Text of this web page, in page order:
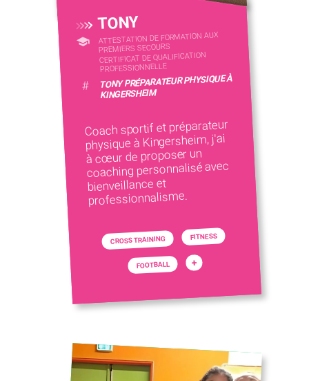
TONY
ATTESTATION DE FORMATION AUX
PREMIERS SECOURS
CERTIFICAT DE QUALIFICATION
PROFESSIONNELLE
# TONY PRÉPARATEUR PHYSIQUE À
KINGERSHEIM
Coach sportif et préparateur
physique à Kingersheim, j'ai
à cœur de proposer un
coaching personnalisé avec
bienveillance et
professionnalisme.
CROSS TRAINING FITNESS
FOOTBALL +